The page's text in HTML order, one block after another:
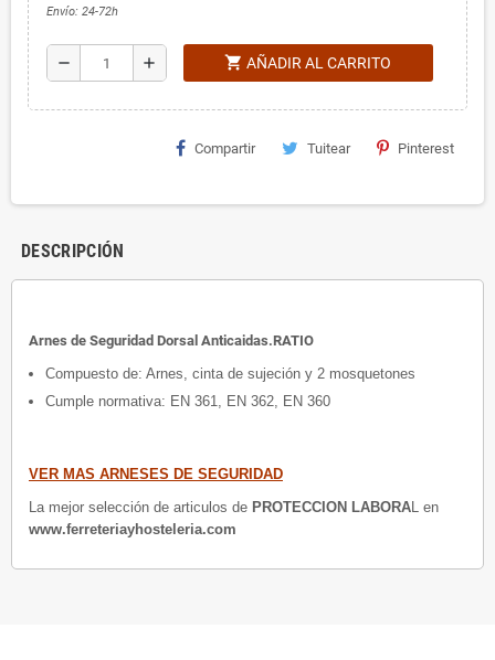
Envío: 24-72h
remove add shopping_cart AÑADIR AL CARRITO
Compartir Tuitear Pinterest
DESCRIPCIÓN
Arnes de Seguridad Dorsal Anticaidas.RATIO
Compuesto de: Arnes, cinta de sujeción y 2 mosquetones
Cumple normativa: EN 361, EN 362, EN 360
VER MAS ARNESES DE SEGURIDAD
La mejor selección de articulos de PROTECCION LABORAL en
www.ferreteriayhosteleria.com